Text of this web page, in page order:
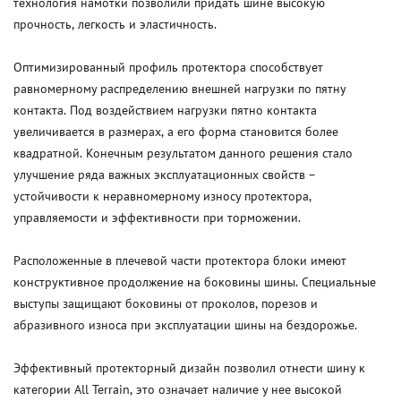
технология намотки позволили придать шине высокую
прочность, легкость и эластичность.
Оптимизированный профиль протектора способствует
равномерному распределению внешней нагрузки по пятну
контакта. Под воздействием нагрузки пятно контакта
увеличивается в размерах, а его форма становится более
квадратной. Конечным результатом данного решения стало
улучшение ряда важных эксплуатационных свойств –
устойчивости к неравномерному износу протектора,
управляемости и эффективности при торможении.
Расположенные в плечевой части протектора блоки имеют
конструктивное продолжение на боковины шины. Специальные
выступы защищают боковины от проколов, порезов и
абразивного износа при эксплуатации шины на бездорожье.
Эффективный протекторный дизайн позволил отнести шину к
категории All Terrain, это означает наличие у нее высокой